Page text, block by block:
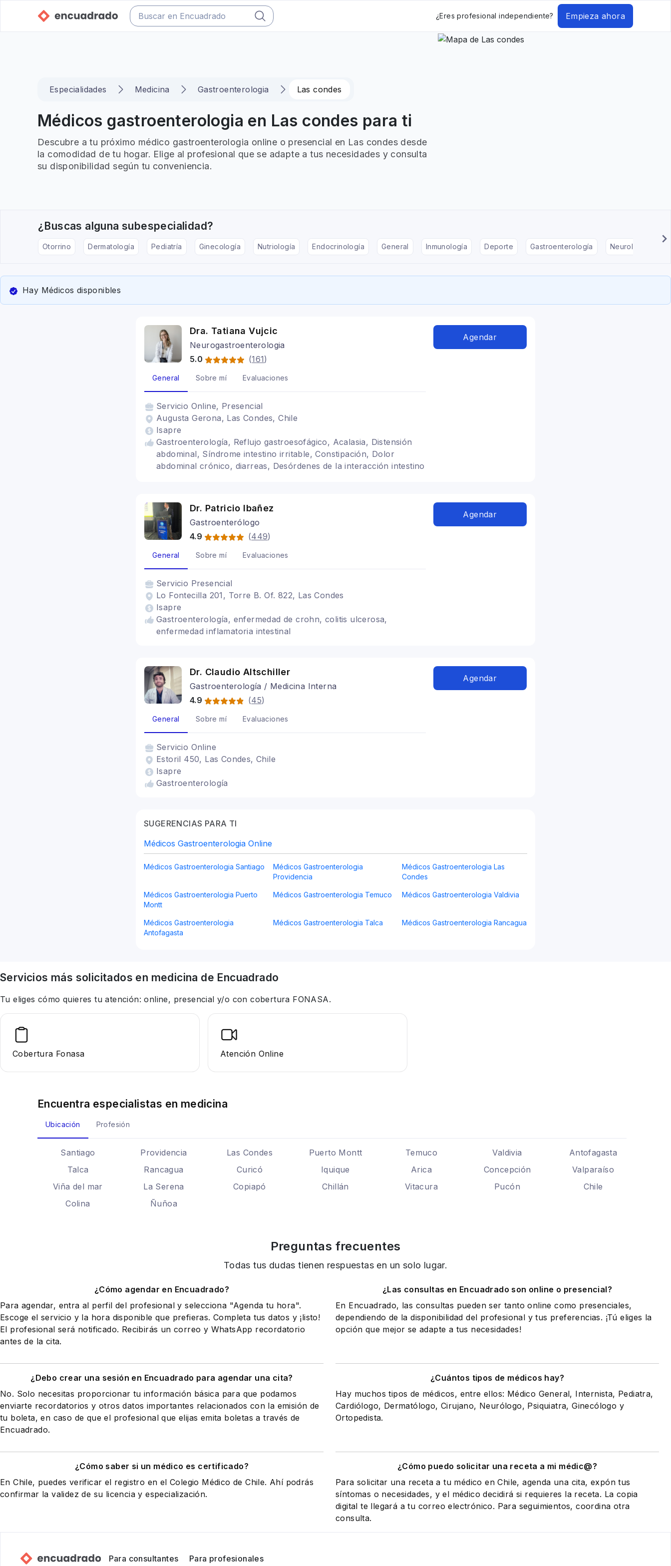
¿Eres profesional independiente? Empieza ahora
Especialidades Medicina Gastroenterologia Las condes
Médicos gastroenterologia en Las condes para ti
Descubre a tu próximo médico gastroenterologia online o presencial en Las condes desde
la comodidad de tu hogar. Elige al profesional que se adapte a tus necesidades y consulta
su disponibilidad según tu conveniencia.
¿Buscas alguna subespecialidad?
Otorrino Dermatología Pediatría Ginecología Nutriología Endocrinología General Inmunología Deporte Gastroenterología Neurología
Hay Médicos disponibles
Dra. Tatiana Vujcic
Neurogastroenterologia
5.0
(161)
General Sobre mí Evaluaciones
Servicio Online, Presencial
Augusta Gerona, Las Condes, Chile
Isapre
Gastroenterología, Reflujo gastroesofágico, Acalasia, Distensión
abdominal, Síndrome intestino irritable, Constipación, Dolor
abdominal crónico, diarreas, Desórdenes de la interacción intestino
Agendar
Dr. Patricio Ibañez
Gastroenterólogo
4.9
(449)
General Sobre mí Evaluaciones
Servicio Presencial
Lo Fontecilla 201, Torre B. Of. 822, Las Condes
Isapre
Gastroenterología, enfermedad de crohn, colitis ulcerosa,
enfermedad inflamatoria intestinal
Agendar
Dr. Claudio Altschiller
Gastroenterología / Medicina Interna
4.9
(45)
General Sobre mí Evaluaciones
Servicio Online
Estoril 450, Las Condes, Chile
Isapre
Gastroenterología
Agendar
SUGERENCIAS PARA TI
Médicos Gastroenterologia Online
Médicos Gastroenterologia Santiago
Médicos Gastroenterologia
Providencia
Médicos Gastroenterologia Las
Condes
Médicos Gastroenterologia Puerto
Montt
Médicos Gastroenterologia Temuco Médicos Gastroenterologia Valdivia
Médicos Gastroenterologia
Antofagasta
Médicos Gastroenterologia Talca Médicos Gastroenterologia Rancagua
Servicios más solicitados en medicina de Encuadrado
Tu eliges cómo quieres tu atención: online, presencial y/o con cobertura FONASA.
Cobertura Fonasa Atención Online
Encuentra especialistas en medicina
Ubicación Profesión
Santiago Providencia Las Condes Puerto Montt Temuco Valdivia
Antofagasta
Talca
Rancagua Curicó Iquique Arica Concepción
Valparaíso
Viña del mar
La Serena Copiapó Chillán Vitacura Pucón
Chile
Colina
Ñuñoa
Preguntas frecuentes
Todas tus dudas tienen respuestas en un solo lugar.
¿Cómo agendar en Encuadrado?
Para agendar, entra al perfil del profesional y selecciona "Agenda tu hora".
Escoge el servicio y la hora disponible que prefieras. Completa tus datos y ¡listo!
El profesional será notificado. Recibirás un correo y WhatsApp recordatorio
antes de la cita.
¿Las consultas en Encuadrado son online o presencial?
En Encuadrado, las consultas pueden ser tanto online como presenciales,
dependiendo de la disponibilidad del profesional y tus preferencias. ¡Tú eliges la
opción que mejor se adapte a tus necesidades!
¿Debo crear una sesión en Encuadrado para agendar una cita?
No. Solo necesitas proporcionar tu información básica para que podamos
enviarte recordatorios y otros datos importantes relacionados con la emisión de
tu boleta, en caso de que el profesional que elijas emita boletas a través de
Encuadrado.
¿Cuántos tipos de médicos hay?
Hay muchos tipos de médicos, entre ellos: Médico General, Internista, Pediatra,
Cardiólogo, Dermatólogo, Cirujano, Neurólogo, Psiquiatra, Ginecólogo y
Ortopedista.
¿Cómo saber si un médico es certificado?
En Chile, puedes verificar el registro en el Colegio Médico de Chile. Ahí podrás
confirmar la validez de su licencia y especialización.
¿Cómo puedo solicitar una receta a mi médic@?
Para solicitar una receta a tu médico en Chile, agenda una cita, expón tus
síntomas o necesidades, y el médico decidirá si requieres la receta. La copia
digital te llegará a tu correo electrónico. Para seguimientos, coordina otra
consulta.
Para consultantes Para profesionales